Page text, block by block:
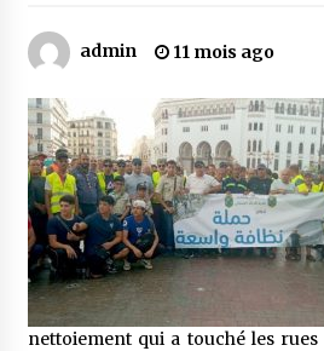
4 ans ago
Quand on va vite
5 ans ago
« Père, tiens-moi, je
admin 11 mois ago
nettoiement qui a touché les